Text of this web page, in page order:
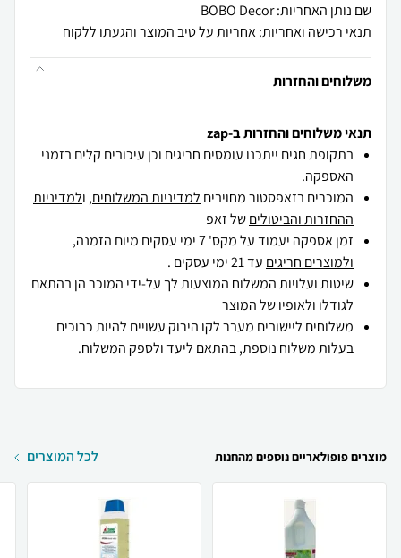
שם נותן האחריות: BOBO Decor
תנאי רכישה ואחריות: אחריות על טיב המוצר והגעתו ללקוח
משלוחים והחזרות
תנאי משלוחים והחזרות ב-zap
בתקופת חגים ייתכנו עומסים חריגים וכן עיכובים קלים בזמני
האספקה.
המוכרים בזאפסטור מחויבים למדיניות המשלוחים, ולמדיניות
ההחזרות והביטוליםשל זאפ
זמן אספקה יעמוד על מקס' 7 ימי עסקים מיום הזמנה,
ולמוצרים חריגים עד 21 ימי עסקים .
שיטות ועלויות המשלוח המוצעות לך על-ידי המוכר הן בהתאם
לגודלו ולאופיו של המוצר
משלוחים ליישובים מעבר לקו הירוק עשויים להיות כרוכים
בעלות משלוח נוספת, בהתאם ליעד ולספק המשלוח.
מוצרים פופולאריים נוספים מהחנות לכל המוצרים